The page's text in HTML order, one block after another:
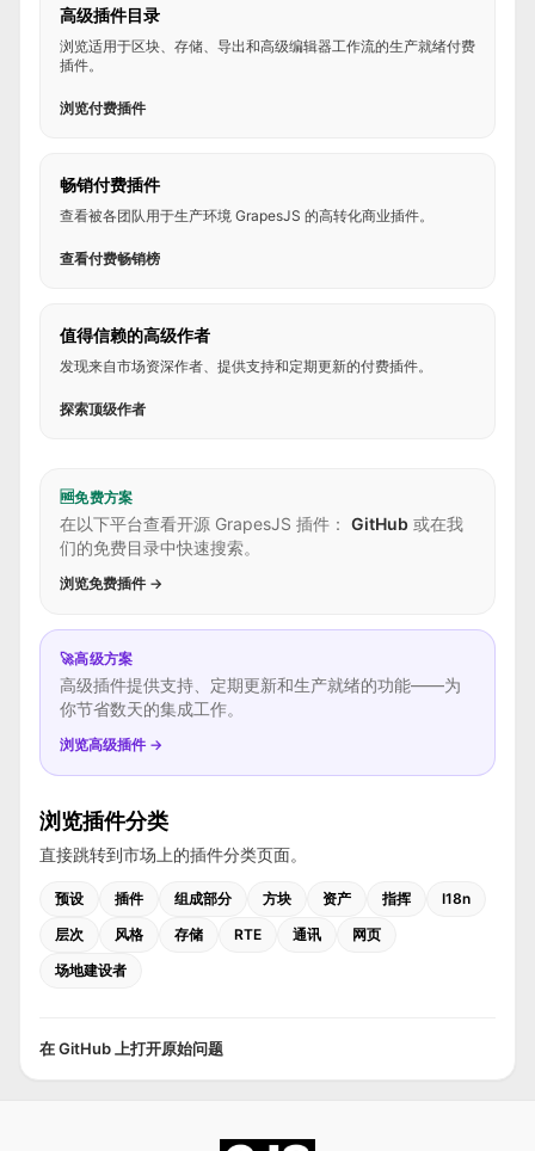
高级插件目录
浏览适用于区块、存储、导出和高级编辑器工作流的生产就绪付费
插件。
浏览付费插件
畅销付费插件
查看被各团队用于生产环境 GrapesJS 的高转化商业插件。
查看付费畅销榜
值得信赖的高级作者
发现来自市场资深作者、提供支持和定期更新的付费插件。
探索顶级作者
🆓免费方案
在以下平台查看开源 GrapesJS 插件： GitHub 或在我
们的免费目录中快速搜索。
浏览免费插件 →
🚀高级方案
高级插件提供支持、定期更新和生产就绪的功能——为
你节省数天的集成工作。
浏览高级插件 →
浏览插件分类
直接跳转到市场上的插件分类页面。
预设 插件 组成部分 方块 资产 指挥
I18n
层次
风格 存储 RTE 通讯
网页
场地建设者
在 GitHub 上打开原始问题